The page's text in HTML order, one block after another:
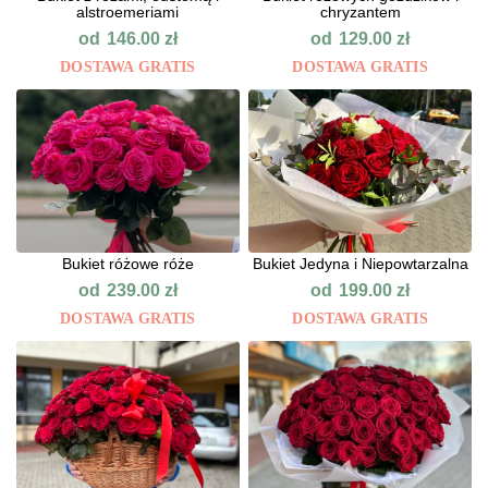
alstroemeriami
od 146.00 zł
DOSTAWA GRATIS
chryzantem
od 129.00zł
DOSTAWA GRATIS
Bukiet różowe róże
od 239.00 zł
DOSTAWA GRATIS
Bukiet Jedyna i Niepowtarzalna
od 199.00zł
DOSTAWA GRATIS